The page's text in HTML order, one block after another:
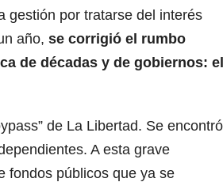
gestión por tratarse del interés
año, se corrigió el rumbo
de décadas y de gobiernos: el
de La Libertad. Se encontró
A esta grave
fondos públicos que ya se